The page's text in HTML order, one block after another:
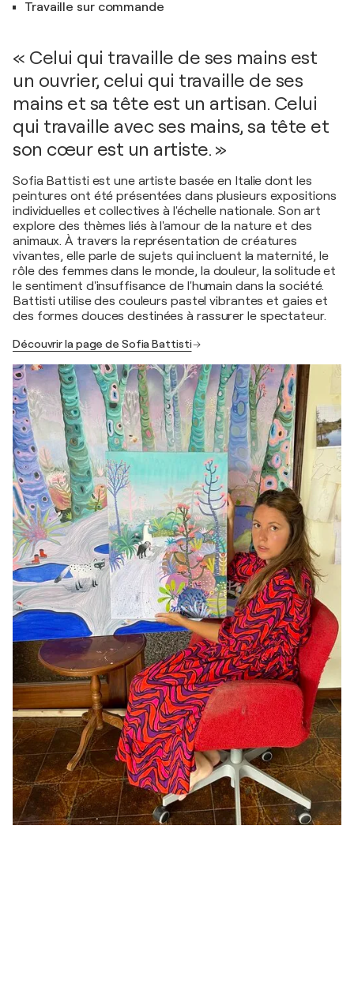
Travaille sur commande
« Celui qui travaille de ses mains est
un ouvrier, celui qui travaille de ses
mains et sa tête est un artisan. Celui
qui travaille avec ses mains, sa tête et
son cœur est un artiste. »
Sofia Battisti est une artiste basée en Italie dont les
peintures ont été présentées dans plusieurs expositions
individuelles et collectives à l'échelle nationale. Son art
explore des thèmes liés à l'amour de la nature et des
animaux. À travers la représentation de créatures
vivantes, elle parle de sujets qui incluent la maternité, le
rôle des femmes dans le monde, la douleur, la solitude et
le sentiment d'insuffisance de l'humain dans la société.
Battisti utilise des couleurs pastel vibrantes et gaies et
des formes douces destinées à rassurer le spectateur.
Découvrir la page de Sofia Battisti